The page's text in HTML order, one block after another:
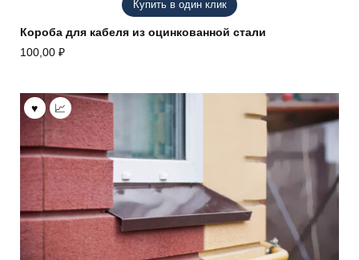
Купить в один клик
Короба для кабеля из оцинкованной стали
100,00 ₽